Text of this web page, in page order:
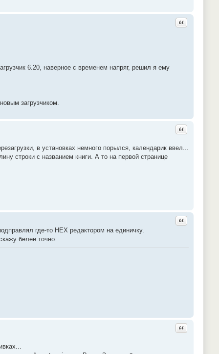
Ответить с
6.20, наверное с временем напряг, решил я ему
загрузчиком.
Ответить с
в установках немного порылся, календарик ввел...
строки с названием книги. А то на первой странице
Ответить с
где-то HEX редактором на единичку.
белее точно.
Ответить с